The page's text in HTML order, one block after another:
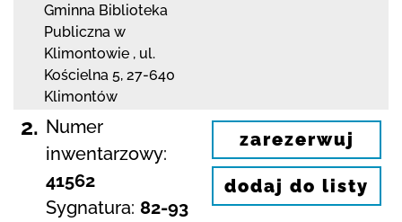
Gminna Biblioteka
Publiczna w
Klimontowie , ul.
Kościelna 5, 27-640
Klimontów
2. Numer
inwentarzowy:
41562
Sygnatura: 82-93
zarezerwuj
dodaj do listy